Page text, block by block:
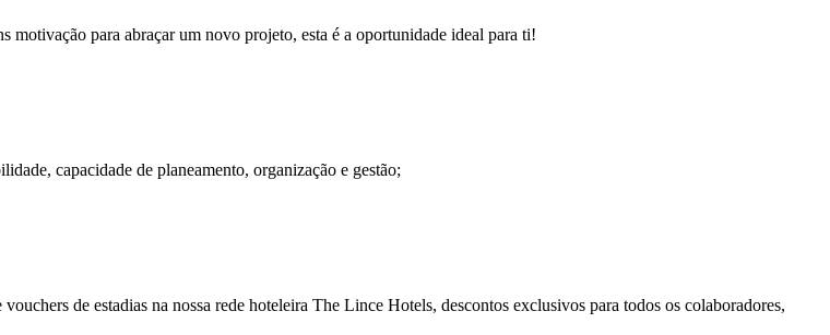
para abraçar um novo projeto, esta é a oportunidade ideal para ti!
capacidade de planeamento, organização e gestão;
de estadias na nossa rede hoteleira The Lince Hotels, descontos exclusivos para todos os colaboradores,